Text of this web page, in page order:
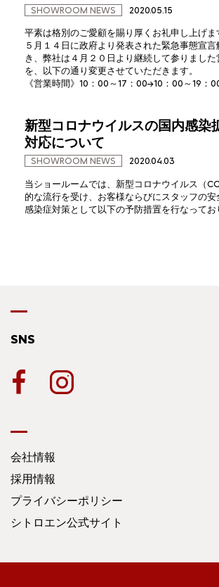
SHOWROOM NEWS 2020.05.15
平素は格別のご愛顧を賜り厚くお礼申し上げま
５月１４日に政府より発表された緊急事態宣
き、弊社は４月２０日より継続して参りまし
を、以下の通り変更させていただきます。
《営業時間》10：00～17：00→10：00～19：
新型コロナウイルスの国内感染
対応について
SHOWROOM NEWS 2020.04.03
当ショールームでは、新型コロナウイルス（
的な流行を受け、お客様ならびにスタッフの安
感染症対策として以下の予防措置を行なってお
SNS
会社情報
採用情報
プライバシーポリシー
シトロエン公式サイト